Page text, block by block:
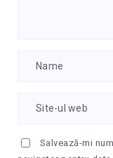
Salvează-mi